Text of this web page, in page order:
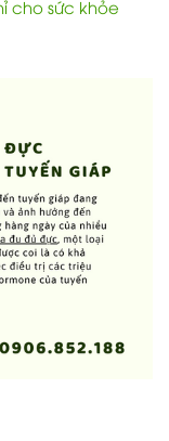
cho sức khỏe